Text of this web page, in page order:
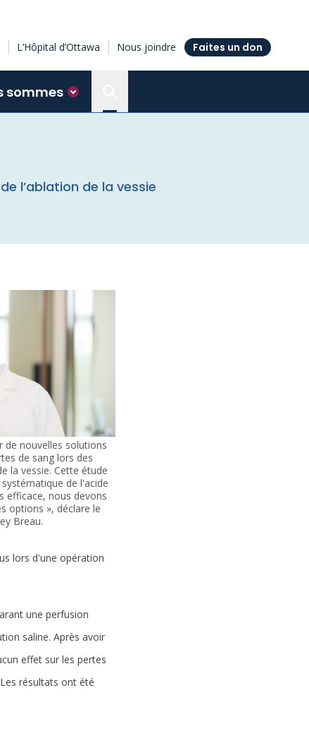
L’Hôpital d’Ottawa Nous joindre Faites un don
sommes
l’ablation de la vessie
de nouvelles solutions
de sang lors des
la vessie. Cette étude
de l'acide
efficace, nous devons
options », déclare le
Breau.
lors d'une opération
une perfusion
saline. Après avoir
effet sur les pertes
résultats ont été